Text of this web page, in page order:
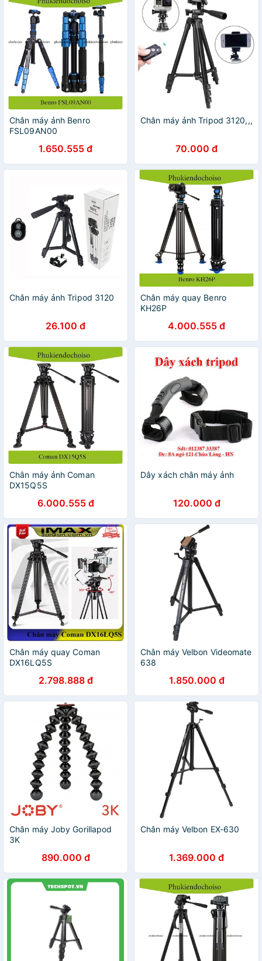
Chân máy ảnh Benro
FSL09AN00
1.650.555 đ
Chân máy ảnh Tripod 3120,,,
70.000 đ
Chân máy ảnh Tripod 3120
26.100 đ
Chân máy quay Benro
KH26P
4.000.555 đ
Chân máy ảnh Coman
DX15Q5S
6.000.555 đ
Dây xách chân máy ảnh
120.000 đ
Chân máy quay Coman
DX16LQ5S
2.798.888 đ
Chân máy Velbon Videomate
638
1.850.000 đ
Chân máy Joby Gorillapod
3K
890.000 đ
Chân máy Velbon EX-630
1.369.000 đ